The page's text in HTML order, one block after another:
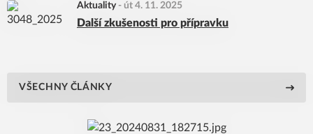
Aktuality - út 4. 11. 2025
Další zkušenosti pro přípravku
VŠECHNY ČLÁNKY